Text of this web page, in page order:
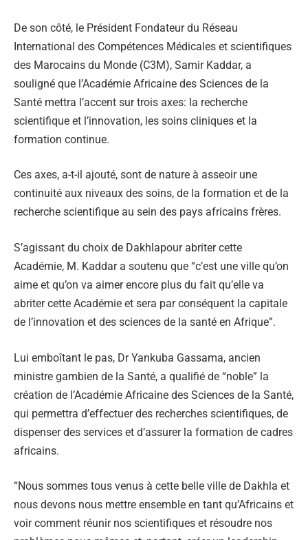
De son côté, le Président Fondateur du Réseau
International des Compétences Médicales et scientifiques
des Marocains du Monde (C3M), Samir Kaddar, a
souligné que l’Académie Africaine des Sciences de la
Santé mettra l’accent sur trois axes: la recherche
scientifique et l’innovation, les soins cliniques et la
formation continue.
Ces axes, a-t-il ajouté, sont de nature à asseoir une
continuité aux niveaux des soins, de la formation et de la
recherche scientifique au sein des pays africains frères.
S’agissant du choix de Dakhlapour abriter cette
Académie, M. Kaddar a soutenu que “c’est une ville qu’on
aime et qu’on va aimer encore plus du fait qu’elle va
abriter cette Académie et sera par conséquent la capitale
de l’innovation et des sciences de la santé en Afrique”.
Lui emboîtant le pas, Dr Yankuba Gassama, ancien
ministre gambien de la Santé, a qualifié de “noble” la
création de l’Académie Africaine des Sciences de la Santé,
qui permettra d’effectuer des recherches scientifiques, de
dispenser des services et d’assurer la formation de cadres
africains.
“Nous sommes tous venus à cette belle ville de Dakhla et
nous devons nous mettre ensemble en tant qu’Africains et
voir comment réunir nos scientifiques et résoudre nos